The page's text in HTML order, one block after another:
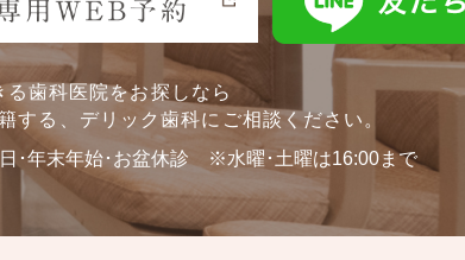
る歯科医院をお探しなら
する、 デリック歯科にご相談ください。
日･年末年始･お盆休診 ※水曜･土曜は16:00まで